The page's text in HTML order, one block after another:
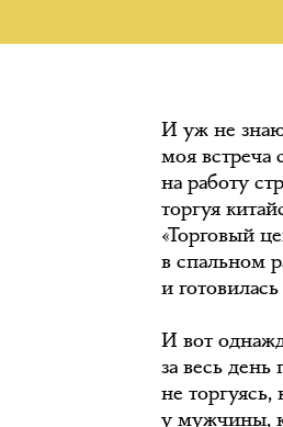
И уж не
моя встреча
на работу
торгуя
«Торговый
в спальном
и
И вот
за весь
не
у мужчины,